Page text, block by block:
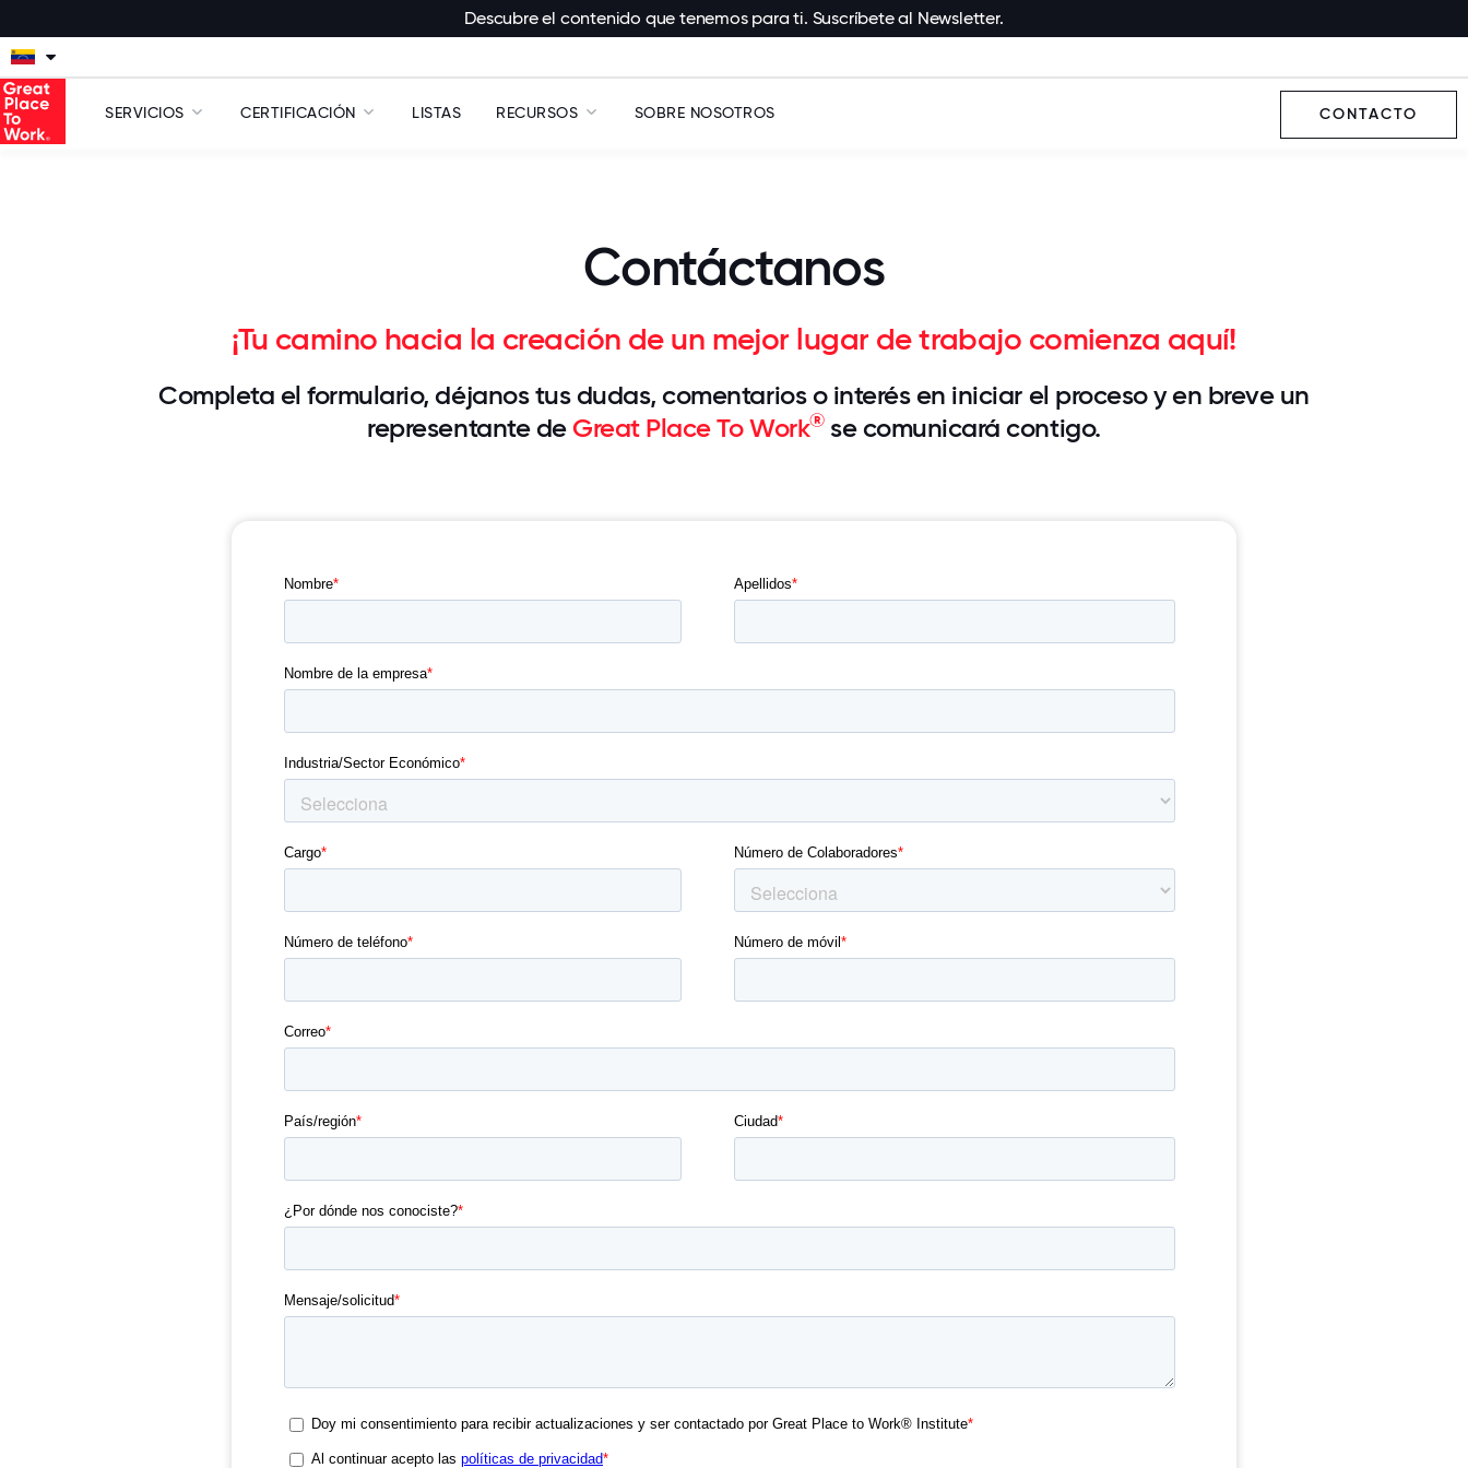
Descubre el contenido que tenemos para ti. Suscríbete al Newsletter.
SERVICIOS CERTIFICACIÓN LISTAS RECURSOS SOBRE NOSOTROS CONTACTO
Contáctanos
¡Tu camino hacia la creación de un mejor lugar de trabajo comienza aquí!
Completa el formulario, déjanos tus dudas, comentarios o interés en iniciar el proceso y en breve un
representante deGreat Place To Work®se comunicará contigo.